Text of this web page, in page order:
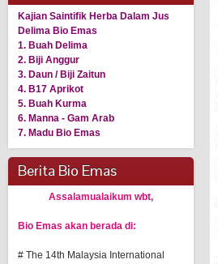
Kajian Saintifik Herba Dalam Jus
Delima Bio Emas
1. Buah Delima
2. Biji Anggur
3. Daun / Biji Zaitun
4. B17 Aprikot
5. Buah Kurma
6. Manna - Gam Arab
7. Madu Bio Emas
Berita Bio Emas
Assalamualaikum wbt,
Bio Emas akan berada di:
# The 14th Malaysia International